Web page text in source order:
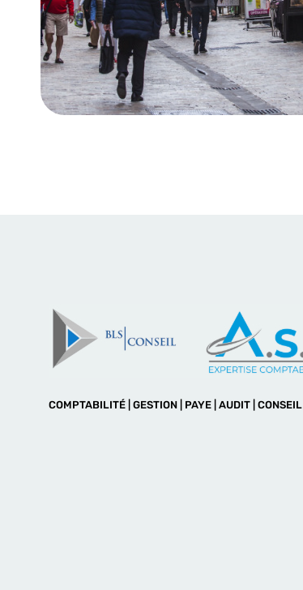
COMPTABILITÉ | GESTION | PAYE | AUDIT | CONSEIL